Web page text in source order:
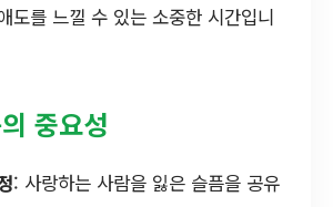
도를 느낄 수 있는 소중한 시간입니
중요성
: 사랑하는 사람을 잃은 슬픔을 공유